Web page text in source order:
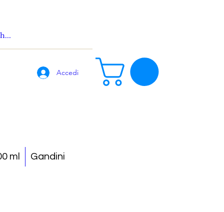
Accedi
ml Gandini